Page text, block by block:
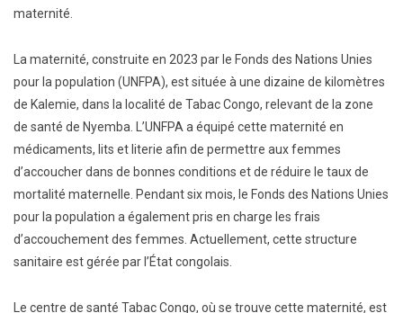
maternité.
La maternité, construite en 2023 par le Fonds des Nations Unies
pour la population (UNFPA), est située à une dizaine de kilomètres
de Kalemie, dans la localité de Tabac Congo, relevant de la zone
de santé de Nyemba. L’UNFPA a équipé cette maternité en
médicaments, lits et literie afin de permettre aux femmes
d’accoucher dans de bonnes conditions et de réduire le taux de
mortalité maternelle. Pendant six mois, le Fonds des Nations Unies
pour la population a également pris en charge les frais
d’accouchement des femmes. Actuellement, cette structure
sanitaire est gérée par l’État congolais.
Le centre de santé Tabac Congo, où se trouve cette maternité, est